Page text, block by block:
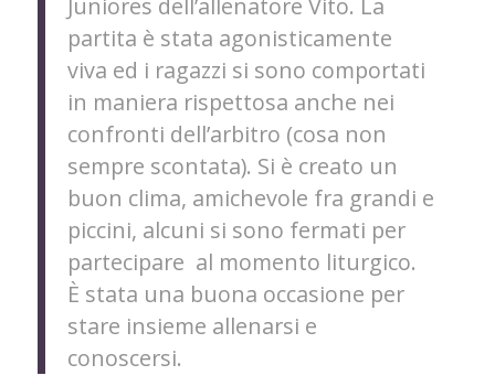
Juniores dell’allenatore Vito. La
partita è stata agonisticamente
viva ed i ragazzi si sono comportati
in maniera rispettosa anche nei
confronti dell’arbitro (cosa non
sempre scontata). Si è creato un
buon clima, amichevole fra grandi e
piccini, alcuni si sono fermati per
partecipare al momento liturgico.
È stata una buona occasione per
stare insieme allenarsi e
conoscersi.